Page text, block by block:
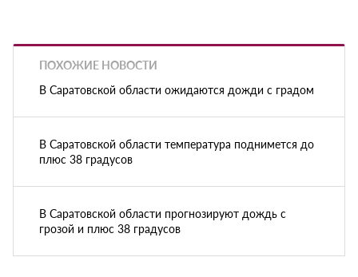
ПОХОЖИЕ НОВОСТИ
В Саратовской области ожидаются дожди с градом
В Саратовской области температура поднимется до
плюс 38 градусов
В Саратовской области прогнозируют дождь с
грозой и плюс 38 градусов